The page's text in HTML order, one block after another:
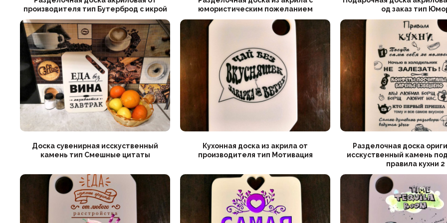
производителя тип Бутерброд с икрой
юмористическим пожеланием
од заказ тип
Доска сувeнирная исскуственный
камень тип Смешные цитаты
Кухонная доска из акрила от
производителя тип Мотивация
Разделочная доска
исскуственный камень
правила кухни 2